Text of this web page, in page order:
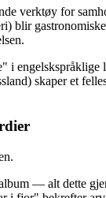
verktøy for
blir
engelskspråklige
skaper et
— alt dette